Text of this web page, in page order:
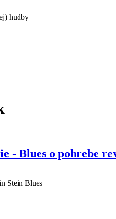
hudby
- Blues o pohrebe
Stein Blues